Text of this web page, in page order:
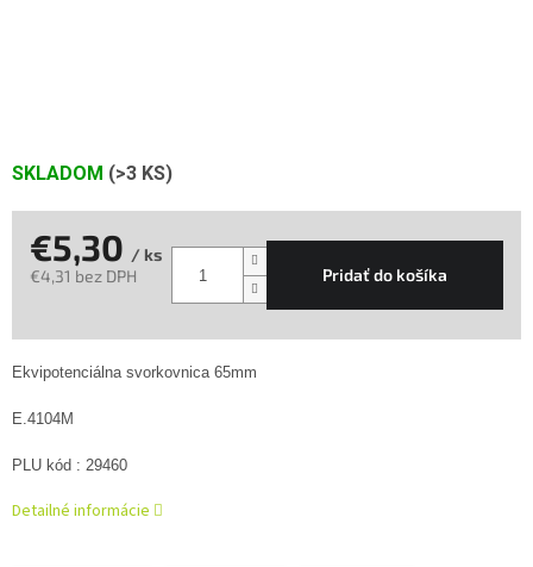
SKLADOM (>3 KS)
€5,30 / ks
€4,31 bez DPH
Pridať do košíka
Ekvipotenciálna svorkovnica 65mm
E.4104M
PLU kód : 29460
Detailné informácie